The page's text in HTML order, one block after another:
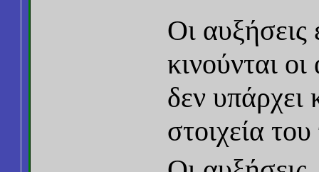
Οι αυξήσεις
κινούνται
δεν υπάρχει
στοιχεία